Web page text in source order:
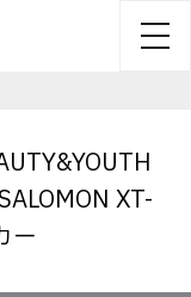
XT-
ー